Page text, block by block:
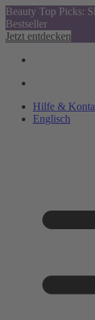
Beauty Top Picks:
Bestseller
Jetzt entdecken
Hilfe &
Englisch